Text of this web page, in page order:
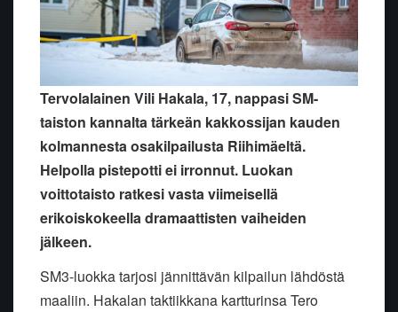
Tervolalainen Vili Hakala, 17, nappasi SM-
taiston kannalta tärkeän kakkossijan kauden
kolmannesta osakilpailusta Riihimäeltä.
Helpolla pistepotti ei irronnut. Luokan
voittotaisto ratkesi vasta viimeisellä
erikoiskokeella dramaattisten vaiheiden
jälkeen.
SM3-luokka tarjosi jännittävän kilpailun lähdöstä
maaliin. Hakalan taktiikkana kartturinsa Tero